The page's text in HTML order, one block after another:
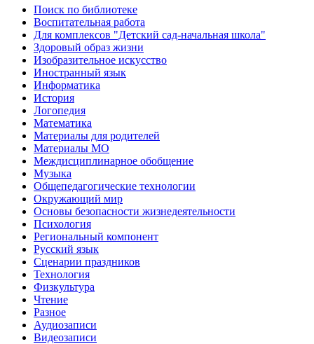
Поиск по библиотеке
Воспитательная работа
Для комплексов "Детский сад-начальная школа"
Здоровый образ жизни
Изобразительное искусство
Иностранный язык
Информатика
История
Логопедия
Математика
Материалы для родителей
Материалы МО
Междисциплинарное обобщение
Музыка
Общепедагогические технологии
Окружающий мир
Основы безопасности жизнедеятельности
Психология
Региональный компонент
Русский язык
Сценарии праздников
Технология
Физкультура
Чтение
Разное
Аудиозаписи
Видеозаписи